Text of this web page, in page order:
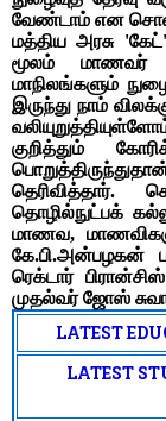
வேண்டாம் என
மத்திய அரசு
மூலம் மாணவர்
மாநிலங்களும்
இருந்து நாம்
குறித்தும்
தொழில்நுட்பக்
மாணவ,
கே.பி.அன்பழகன்
ரெக்டார்
முதல்வர் ஜோஸ்
LATEST
LATEST